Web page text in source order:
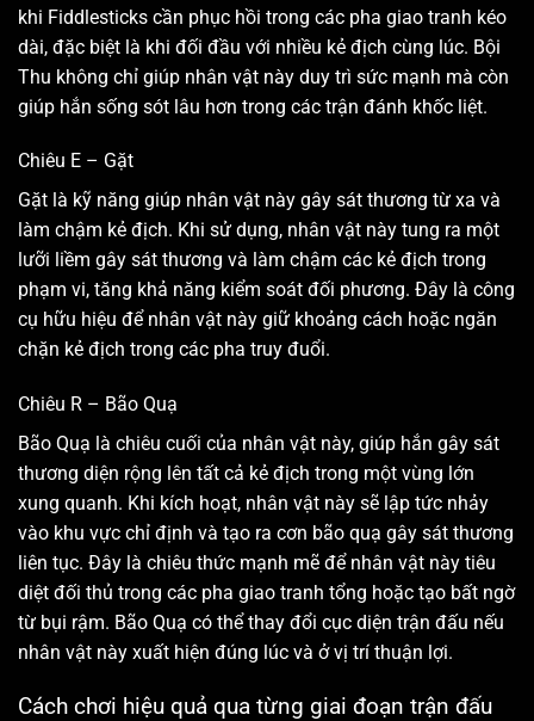
khi Fiddlesticks cần phục hồi trong các pha giao tranh kéo
dài, đặc biệt là khi đối đầu với nhiều kẻ địch cùng lúc. Bội
Thu không chỉ giúp nhân vật này duy trì sức mạnh mà còn
giúp hắn sống sót lâu hơn trong các trận đánh khốc liệt.
Chiêu E – Gặt
Gặt là kỹ năng giúp nhân vật này gây sát thương từ xa và
làm chậm kẻ địch. Khi sử dụng, nhân vật này tung ra một
lưỡi liềm gây sát thương và làm chậm các kẻ địch trong
phạm vi, tăng khả năng kiểm soát đối phương. Đây là công
cụ hữu hiệu để nhân vật này giữ khoảng cách hoặc ngăn
chặn kẻ địch trong các pha truy đuổi.
Chiêu R – Bão Quạ
Bão Quạ là chiêu cuối của nhân vật này, giúp hắn gây sát
thương diện rộng lên tất cả kẻ địch trong một vùng lớn
xung quanh. Khi kích hoạt, nhân vật này sẽ lập tức nhảy
vào khu vực chỉ định và tạo ra cơn bão quạ gây sát thương
liên tục. Đây là chiêu thức mạnh mẽ để nhân vật này tiêu
diệt đối thủ trong các pha giao tranh tổng hoặc tạo bất ngờ
từ bụi rậm. Bão Quạ có thể thay đổi cục diện trận đấu nếu
nhân vật này xuất hiện đúng lúc và ở vị trí thuận lợi.
Cách chơi hiệu quả qua từng giai đoạn trận đấu